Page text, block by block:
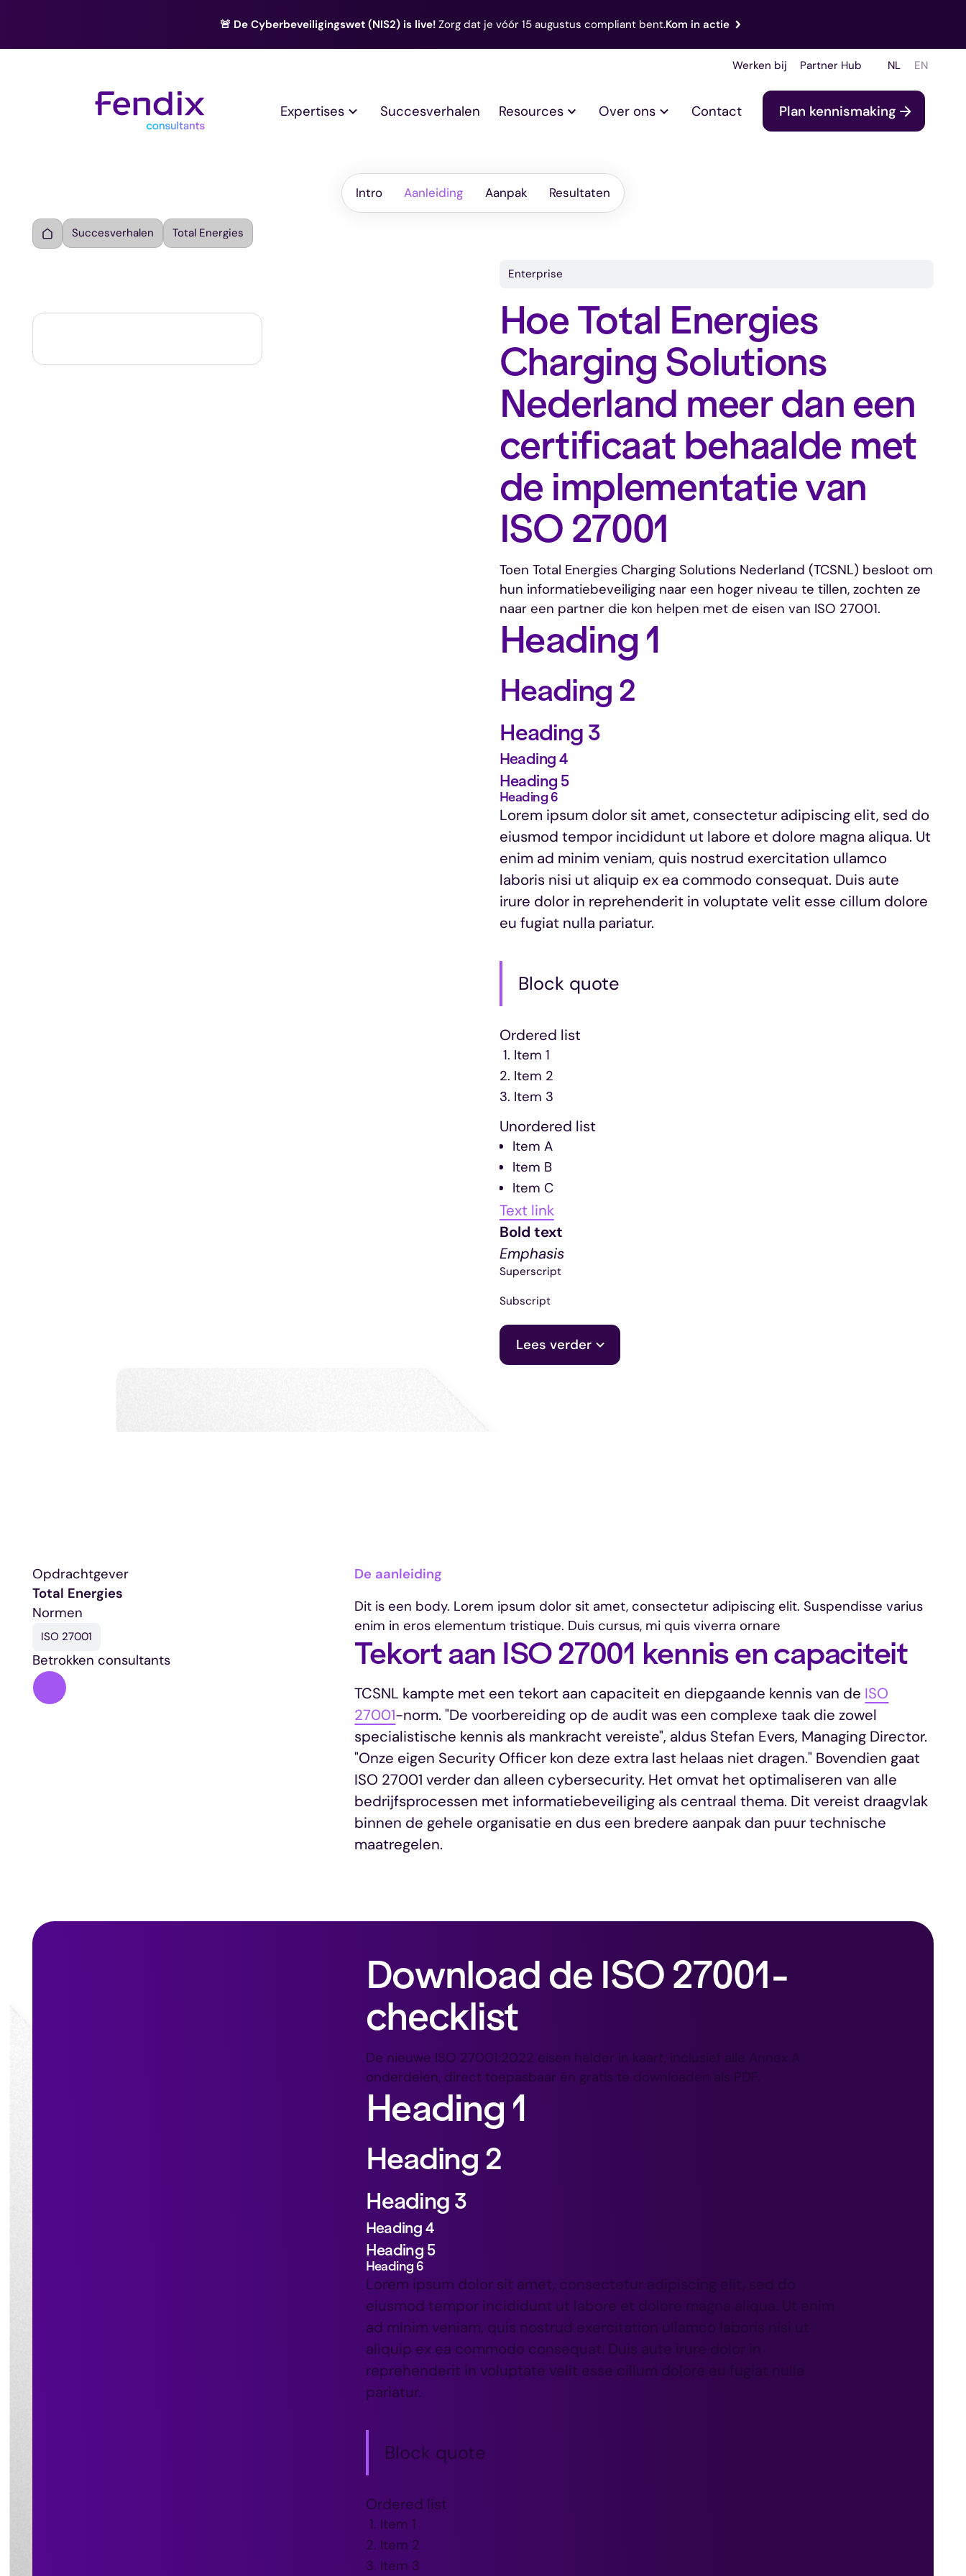
🚨 De Cyberbeveiligingswet (NIS2) is live! Zorg dat je vóór 15 augustus compliant bent.Kom in actie
Werken bij Partner Hub NL EN
Expertises Succesverhalen Resources Over ons Contact Plan kennismaking
Intro Aanleiding Aanpak Resultaten
Succesverhalen Total Energies
Enterprise
Hoe Total Energies
Charging Solutions
Nederland meer dan een
certificaat behaalde met
de implementatie van
ISO 27001
Toen Total Energies Charging Solutions Nederland (TCSNL) besloot om
hun informatiebeveiliging naar een hoger niveau te tillen, zochten ze
naar een partner die kon helpen met de eisen van ISO 27001.
Heading 1
Heading 2
Heading 3
Heading 4
Heading 5
Heading 6
Lorem ipsum dolor sit amet, consectetur adipiscing elit, sed do
eiusmod tempor incididunt ut labore et dolore magna aliqua. Ut
enim ad minim veniam, quis nostrud exercitation ullamco
laboris nisi ut aliquip ex ea commodo consequat. Duis aute
irure dolor in reprehenderit in voluptate velit esse cillum dolore
eu fugiat nulla pariatur.
Block quote
Ordered list
Item 1
Item 2
Item 3
Unordered list
Item A
Item B
Item C
Text link
Bold text
Emphasis
Superscript
Subscript
Lees verder
Opdrachtgever
Total Energies
Normen
ISO 27001
Betrokken consultants
De aanleiding
Dit is een body. Lorem ipsum dolor sit amet, consectetur adipiscing elit. Suspendisse varius
enim in eros elementum tristique. Duis cursus, mi quis viverra ornare
Tekort aan ISO 27001 kennis en capaciteit
TCSNL kampte met een tekort aan capaciteit en diepgaande kennis van de ISO
27001-norm. "De voorbereiding op de audit was een complexe taak die zowel
specialistische kennis als mankracht vereiste", aldus Stefan Evers, Managing Director.
"Onze eigen Security Officer kon deze extra last helaas niet dragen." Bovendien gaat
ISO 27001 verder dan alleen cybersecurity. Het omvat het optimaliseren van alle
bedrijfsprocessen met informatiebeveiliging als centraal thema. Dit vereist draagvlak
binnen de gehele organisatie en dus een bredere aanpak dan puur technische
maatregelen.
Download de ISO 27001-
checklist
De nieuwe ISO 27001:2022 eisen helder in kaart, inclusief alle Annex A
onderdelen, direct toepasbaar én gratis te downloaden als PDF.
Heading 1
Heading 2
Heading 3
Heading 4
Heading 5
Heading 6
Lorem ipsum dolor sit amet, consectetur adipiscing elit, sed do
eiusmod tempor incididunt ut labore et dolore magna aliqua. Ut enim
ad minim veniam, quis nostrud exercitation ullamco laboris nisi ut
aliquip ex ea commodo consequat. Duis aute irure dolor in
reprehenderit in voluptate velit esse cillum dolore eu fugiat nulla
pariatur.
Block quote
Ordered list
Item 1
Item 2
Item 3